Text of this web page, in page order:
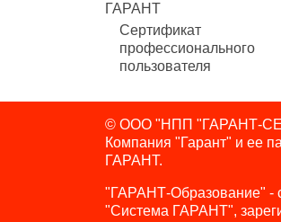
ГАРАНТ
Сертификат
профессионального
пользователя
© ООО "НПП "ГАРАНТ-
Компания "Гарант" и ее
ГАРАНТ.
"ГАРАНТ-Образование" -
"Система ГАРАНТ",